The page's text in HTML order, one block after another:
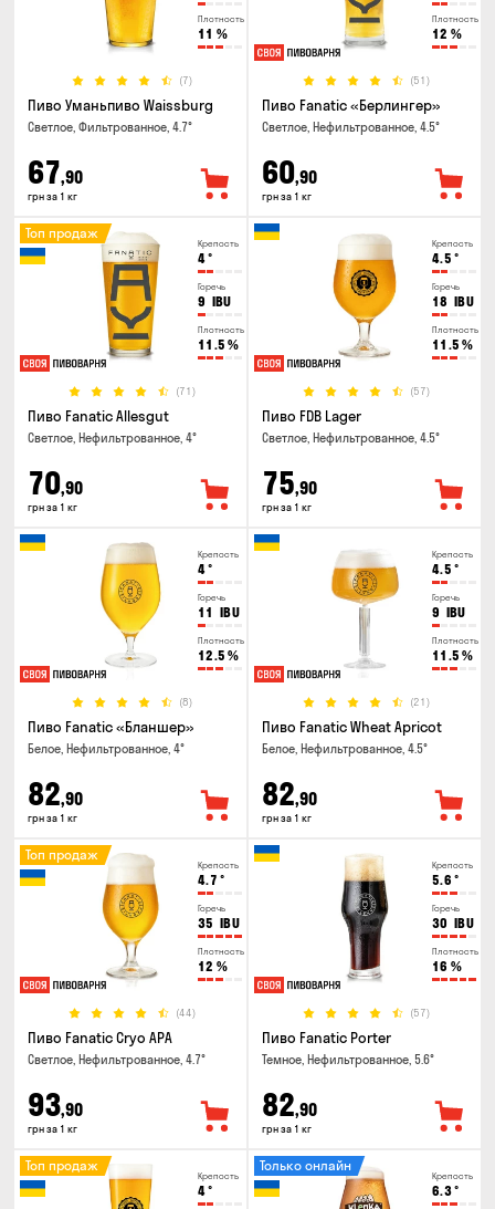
Плотность
11 %
(7)
Пиво Уманьпиво Waissburg
Светлое, Фильтрованное, 4.7°
67,90
грн за 1 кг
Плотность
12 %
(51)
Пиво Fanatic «Берлингер»
Светлое, Нефильтрованное, 4.5°
60,90
грн за 1 кг
Крепость
4°
Горечь
9 IBU
Плотность
11.5 %
(71)
Топ продаж
Пиво Fanatic Allesgut
Светлое, Нефильтрованное, 4°
70,90
грн за 1 кг
Крепость
4.5 °
Горечь
18 IBU
Плотность
11.5 %
(57)
Пиво FDB Lager
Светлое, Нефильтрованное, 4.5°
75,90
грн за 1 кг
Крепость
4°
Горечь
11 IBU
Плотность
12.5 %
(8)
Пиво Fanatic «Бланшер»
Белое, Нефильтрованное, 4°
82,90
грн за 1 кг
Крепость
4.5 °
Горечь
9 IBU
Плотность
11.5 %
(21)
Пиво Fanatic Wheat Apricot
Белое, Нефильтрованное, 4.5°
82,90
грн за 1 кг
Крепость
4.7 °
Горечь
35 IBU
Плотность
12 %
(44)
Топ продаж
Пиво Fanatic Cryo APA
Светлое, Нефильтрованное, 4.7°
93,90
грн за 1 кг
Крепость
5.6 °
Горечь
30 IBU
Плотность
16 %
(57)
Пиво Fanatic Porter
Темное, Нефильтрованное, 5.6°
82,90
грн за 1 кг
Крепость
4°
Топ продаж
Крепость
6.3°
Только онлайн